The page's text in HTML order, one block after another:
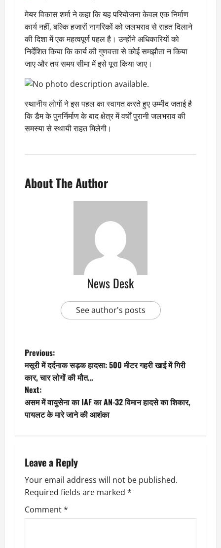
मेयर विकास शर्मा ने कहा कि यह परियोजना केवल एक निर्माण
कार्य नहीं, बल्कि हजारों नागरिकों को जलभराव से राहत दिलाने
की दिशा में एक महत्वपूर्ण पहल है। उन्होंने अधिकारियों को
निर्देशित किया कि कार्य की गुणवत्ता से कोई समझौता न किया
जाए और तय समय सीमा में इसे पूरा किया जाए।
स्थानीय लोगों ने इस पहल का स्वागत करते हुए उम्मीद जताई है
कि डैम के पुनर्निर्माण के बाद क्षेत्र में वर्षों पुरानी जलभराव की
समस्या से स्थायी राहत मिलेगी।
About The Author
News Desk
See author's posts
P
o
s
t
a
v
i
g
Previous:
मसूरी में दर्दनाक सड़क हादसा: 500 मीटर गहरी खाई में गिरी
कार, चार लोगों की मौत…
Next:
असम में वायुसेना का IAF का AN-32 विमान हादसे का शिकार,
पायलट के मारे जाने की आशंका
Leave a Reply
Your email address will not be published.
Required fields are marked *
Comment*